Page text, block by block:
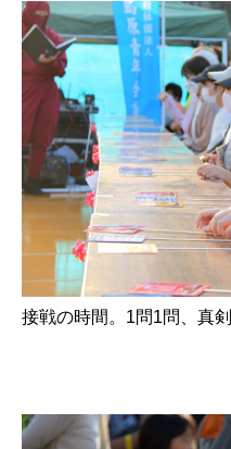
接戦の時間。1問1問、真